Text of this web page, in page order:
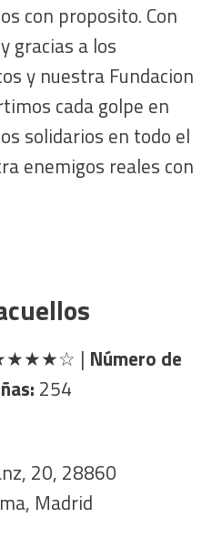
con proposito. Con
gracias a los
y nuestra Fundacion
cada golpe en
solidarios en todo el
enemigos reales con
| Número de
254
20, 28860
Madrid